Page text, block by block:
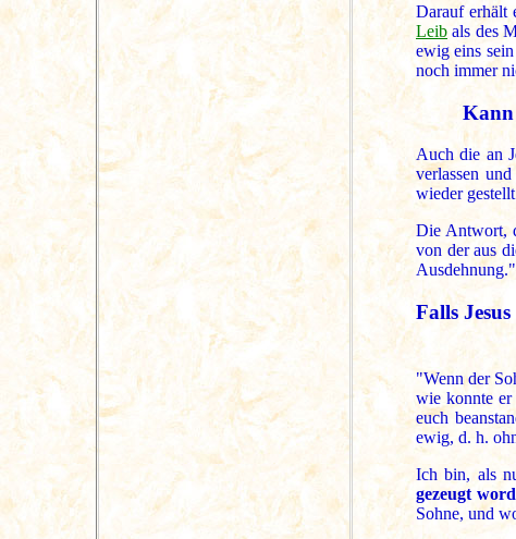
Darauf erhält
Leib als des
ewig eins
noch immer
Kann
Auch die an
verlassen
wieder
Die Antwort,
von der aus
Falls
"Wenn der
wie konnte er
euch
ewig, d. h.
Ich bin, als
gezeugt
Sohne, und